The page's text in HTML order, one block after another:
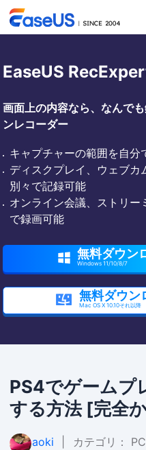
EaseUS
画面上の内容なら、なんで
ンレコーダー
キャプチャーの範囲を自分
ディスクプレイ、ウェブカ
別々で記録可能
オンライン会議、ストリー
で録画可能
 無料ダウン
Windows 11/10/8/7
 無料ダウン
Mac OS X 10.10それ以降
PS4でゲームプ
する方法 [完全
aoki カテゴリ：